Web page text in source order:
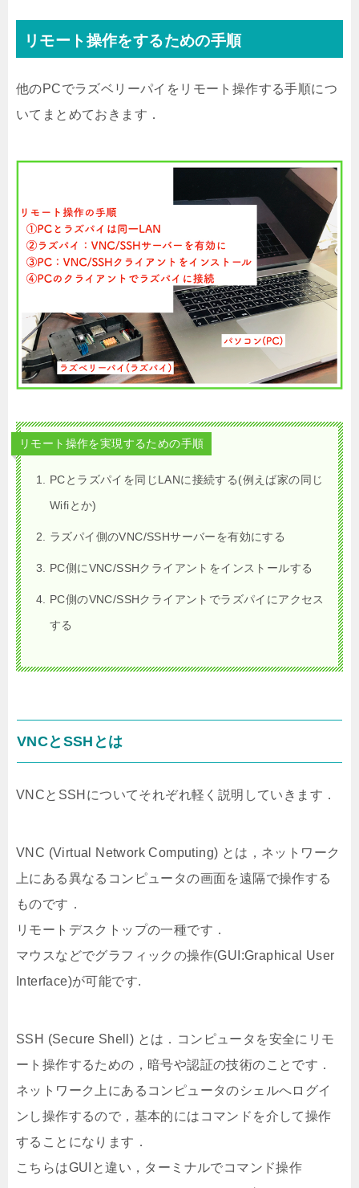
リモート操作をするための手順
他のPCでラズベリーパイをリモート操作する手順につ
いてまとめておきます．
リモート操作を実現するための手順
PCとラズパイを同じLANに接続する(例えば家の同じ
Wifiとか)
ラズパイ側のVNC/SSHサーバーを有効にする
PC側にVNC/SSHクライアントをインストールする
PC側のVNC/SSHクライアントでラズパイにアクセス
する
VNCとSSHとは
VNCとSSHについてそれぞれ軽く説明していきます．
VNC (Virtual Network Computing) とは，ネットワーク
上にある異なるコンピュータの画面を遠隔で操作する
ものです．
リモートデスクトップの一種です．
マウスなどでグラフィックの操作(GUI:Graphical User
Interface)が可能です.
SSH (Secure Shell) とは．コンピュータを安全にリモ
ート操作するための，暗号や認証の技術のことです．
ネットワーク上にあるコンピュータのシェルへログイ
ンし操作するので，基本的にはコマンドを介して操作
することになります．
こちらはGUIと違い，ターミナルでコマンド操作